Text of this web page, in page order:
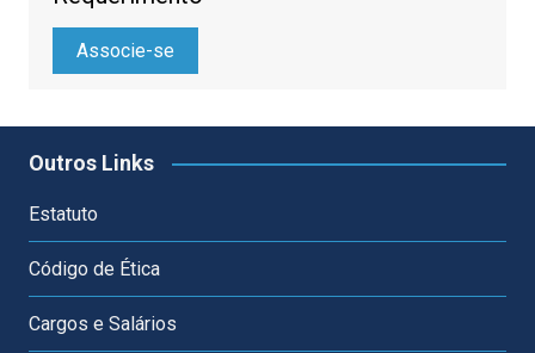
Associe-se
Outros Links
Estatuto
Código de Ética
Cargos e Salários